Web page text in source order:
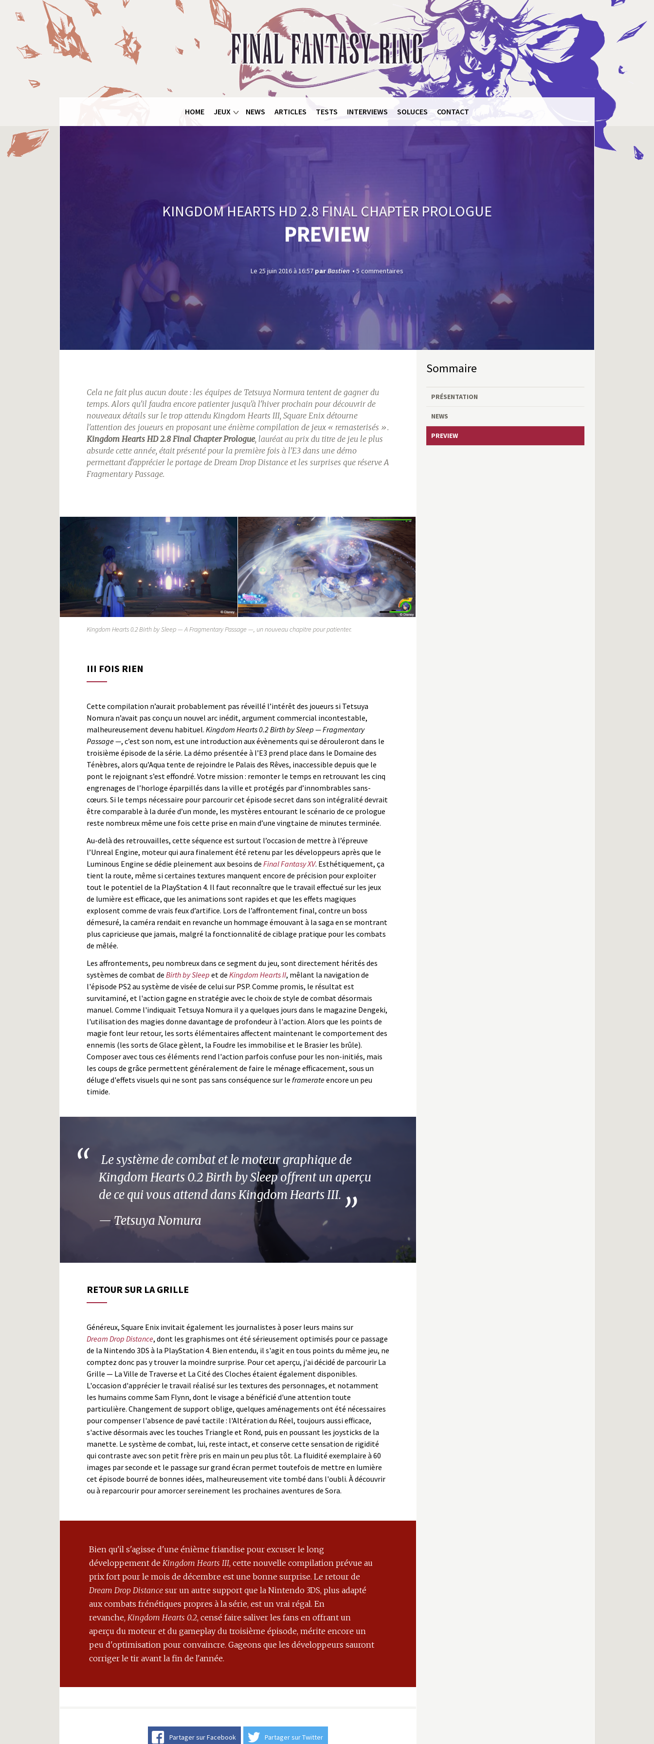
Final
Fantasy
Ring
HOME JEUX NEWS ARTICLES TESTS INTERVIEWS SOLUCES CONTACT
KINGDOM HEARTS HD 2.8 FINAL CHAPTER PROLOGUE
PREVIEW
Le 25 juin 2016 à 16:57 parBastien 5 commentaires
Cela ne fait plus aucun doute : les équipes de Tetsuya Normura tentent de gagner du
temps. Alors qu'il faudra encore patienter jusqu'à l'hiver prochain pour découvrir de
nouveaux détails sur le trop attendu Kingdom Hearts III, Square Enix détourne
l'attention des joueurs en proposant une énième compilation de jeux « remasterisés ».
Kingdom Hearts HD 2.8 Final Chapter Prologue, lauréat au prix du titre de jeu le plus
absurde cette année, était présenté pour la première fois à l'E3 dans une démo
permettant d'apprécier le portage de Dream Drop Distance et les surprises que réserveA
Fragmentary Passage.
Kingdom Hearts 0.2 Birth by Sleep — A Fragmentary Passage —, un nouveau chapitre pour patienter.
III FOIS RIEN
Cette compilation n’aurait probablement pas réveillé l’intérêt des joueurs si Tetsuya
Nomura n’avait pas conçu un nouvel arc inédit, argument commercial incontestable,
malheureusement devenu habituel. Kingdom Hearts 0.2 Birth by Sleep — Fragmentary
Passage —, c’est son nom, est une introduction aux évènements qui se dérouleront dans le
troisième épisode de la série. La démo présentée à l’E3 prend place dans le Domaine des
Ténèbres, alors qu’Aqua tente de rejoindre le Palais des Rêves, inaccessible depuis que le
pont le rejoignant s’est effondré. Votre mission : remonter le temps en retrouvant les cinq
engrenages de l’horloge éparpillés dans la ville et protégés par d’innombrables sans-
cœurs. Si le temps nécessaire pour parcourir cet épisode secret dans son intégralité devrait
être comparable à la durée d’un monde, les mystères entourant le scénario de ce prologue
reste nombreux même une fois cette prise en main d’une vingtaine de minutes terminée.
Au-delà des retrouvailles, cette séquence est surtout l’occasion de mettre à l’épreuve
l’Unreal Engine, moteur qui aura finalement été retenu par les développeurs après que le
Luminous Engine se dédie pleinement aux besoins de Final Fantasy XV. Esthétiquement, ça
tient la route, même si certaines textures manquent encore de précision pour exploiter
tout le potentiel de la PlayStation 4. Il faut reconnaître que le travail effectué sur les jeux
de lumière est efficace, que les animations sont rapides et que les effets magiques
explosent comme de vrais feux d’artifice. Lors de l’affrontement final, contre un boss
démesuré, la caméra rendait en revanche un hommage émouvant à la saga en se montrant
plus capricieuse que jamais, malgré la fonctionnalité de ciblage pratique pour les combats
de mêlée.
Les affrontements, peu nombreux dans ce segment du jeu, sont directement hérités des
systèmes de combat de Birth by Sleep et de Kingdom Hearts II, mêlant la navigation de
l'épisode PS2 au système de visée de celui sur PSP. Comme promis, le résultat est
survitaminé, et l'action gagne en stratégie avec le choix de style de combat désormais
manuel. Comme l'indiquait Tetsuya Nomura il y a quelques jours dans le magazine Dengeki,
l'utilisation des magies donne davantage de profondeur à l'action. Alors que les points de
magie font leur retour, les sorts élémentaires affectent maintenant le comportement des
ennemis (les sorts de Glace gèlent, la Foudre les immobilise et le Brasier les brûle).
Composer avec tous ces éléments rend l'action parfois confuse pour les non-initiés, mais
les coups de grâce permettent généralement de faire le ménage efficacement, sous un
déluge d'effets visuels qui ne sont pas sans conséquence sur le framerateencore un peu
timide.
Le système de combat et le moteur graphique de
Kingdom Hearts 0.2 Birth by Sleep offrent un aperçu
de ce qui vous attend dans Kingdom Hearts III.
Tetsuya Nomura
RETOUR SUR LA GRILLE
Généreux, Square Enix invitait également les journalistes à poser leurs mains sur
Dream Drop Distance, dont les graphismes ont été sérieusement optimisés pour ce passage
de la Nintendo 3DS à la PlayStation 4. Bien entendu, il s'agit en tous points du même jeu, ne
comptez donc pas y trouver la moindre surprise. Pour cet aperçu, j'ai décidé de parcourir La
Grille — La Ville de Traverse et La Cité des Cloches étaient également disponibles.
L'occasion d'apprécier le travail réalisé sur les textures des personnages, et notamment
les humains comme Sam Flynn, dont le visage a bénéficié d'une attention toute
particulière. Changement de support oblige, quelques aménagements ont été nécessaires
pour compenser l'absence de pavé tactile : l'Altération du Réel, toujours aussi efficace,
s'active désormais avec les touches Triangle et Rond, puis en poussant les joysticks de la
manette. Le système de combat, lui, reste intact, et conserve cette sensation de rigidité
qui contraste avec son petit frère pris en main un peu plus tôt. La fluidité exemplaire à 60
images par seconde et le passage sur grand écran permet toutefois de mettre en lumière
cet épisode bourré de bonnes idées, malheureusement vite tombé dans l'oubli. À découvrir
ou à reparcourir pour amorcer sereinement les prochaines aventures de Sora.
Bien qu'il s'agisse d'une énième friandise pour excuser le long
développement de Kingdom Hearts III, cette nouvelle compilation prévue au
prix fort pour le mois de décembre est une bonne surprise. Le retour de
Dream Drop Distance sur un autre support que la Nintendo 3DS, plus adapté
aux combats frénétiques propres à la série, est un vrai régal. En
revanche, Kingdom Hearts 0.2, censé faire saliver les fans en offrant un
aperçu du moteur et du gameplay du troisième épisode, mérite encore un
peu d'optimisation pour convaincre. Gageons que les développeurs sauront
corriger le tir avant la fin de l'année.
Partager sur Facebook Partager sur Twitter
Sommaire
PRÉSENTATION
NEWS
PREVIEW